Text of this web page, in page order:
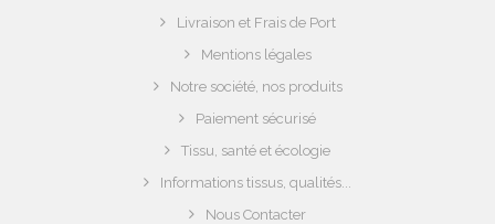
Livraison et Frais de Port
Mentions légales
Notre société, nos produits
Paiement sécurisé
Tissu, santé et écologie
Informations tissus, qualités...
Nous Contacter